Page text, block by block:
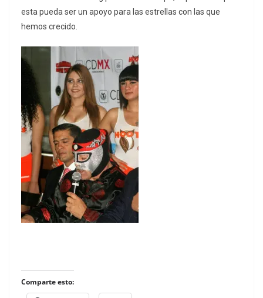
esta pueda ser un apoyo para las estrellas con las que
hemos crecido.
Comparte esto: